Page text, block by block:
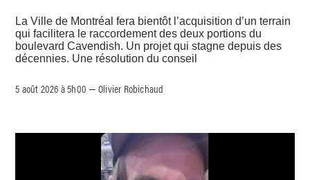
La Ville de Montréal fera bientôt l’acquisition d’un terrain
qui facilitera le raccordement des deux portions du
boulevard Cavendish. Un projet qui stagne depuis des
décennies. Une résolution du conseil
5 août 2026 à 5h00 –Olivier Robichaud